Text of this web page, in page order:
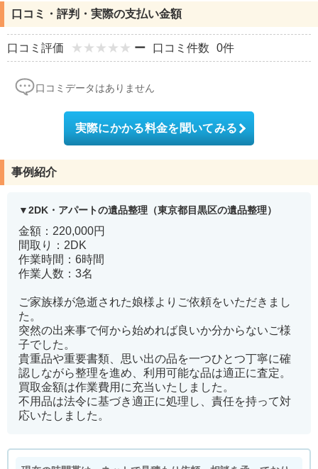
口コミ・評判・実際の支払い金額
口コミ評価 ー 口コミ件数 0件
口コミデータはありません
実際にかかる料金を聞いてみる
事例紹介
2DK・アパートの遺品整理（東京都目黒区の遺品整理）
金額：220,000円
間取り：2DK
作業時間：6時間
作業人数：3名
ご家族様が急逝された娘様よりご依頼をいただきまし
た。
突然の出来事で何から始めれば良いか分からないご様
子でした。
貴重品や重要書類、思い出の品を一つひとつ丁寧に確
認しながら整理を進め、利用可能な品は適正に査定。
買取金額は作業費用に充当いたしました。
不用品は法令に基づき適正に処理し、責任を持って対
応いたしました。